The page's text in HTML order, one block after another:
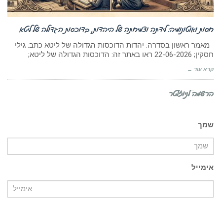
חסות ואוטונומיה: לידתה וצמיחתה של היהדות, בדוכסות הגדולה של ליטא
מאמר ראשון בסדרה: יהדות הדוכסות הגדולה של ליטא כתב: גילי
חסקין; 22-06-2026 ראו באתר זה: הדוכסות הגדולה של ליטא;
קרא עוד ←
הרשמה לניוזלטר
שמך
אימייל